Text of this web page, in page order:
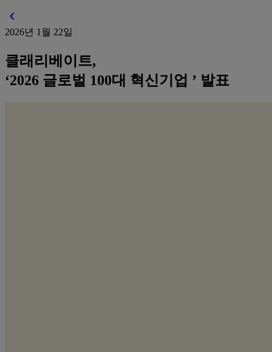
chevron_left
2026년 1월 22일
클래리베이트,
‘2026 글로벌 100대 혁신기업 ’ 발표